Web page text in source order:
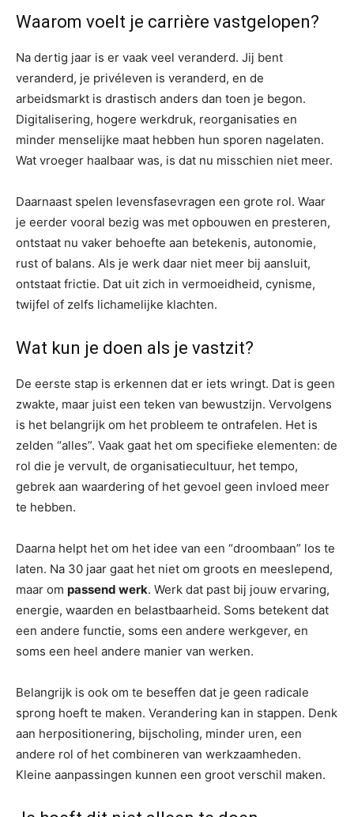
Waarom voelt je carrière vastgelopen?
Na dertig jaar is er vaak veel veranderd. Jij bent
veranderd, je privéleven is veranderd, en de
arbeidsmarkt is drastisch anders dan toen je begon.
Digitalisering, hogere werkdruk, reorganisaties en
minder menselijke maat hebben hun sporen nagelaten.
Wat vroeger haalbaar was, is dat nu misschien niet meer.
Daarnaast spelen levensfasevragen een grote rol. Waar
je eerder vooral bezig was met opbouwen en presteren,
ontstaat nu vaker behoefte aan betekenis, autonomie,
rust of balans. Als je werk daar niet meer bij aansluit,
ontstaat frictie. Dat uit zich in vermoeidheid, cynisme,
twijfel of zelfs lichamelijke klachten.
Wat kun je doen als je vastzit?
De eerste stap is erkennen dat er iets wringt. Dat is geen
zwakte, maar juist een teken van bewustzijn. Vervolgens
is het belangrijk om het probleem te ontrafelen. Het is
zelden “alles”. Vaak gaat het om specifieke elementen: de
rol die je vervult, de organisatiecultuur, het tempo,
gebrek aan waardering of het gevoel geen invloed meer
te hebben.
Daarna helpt het om het idee van een “droombaan” los te
laten. Na 30 jaar gaat het niet om groots en meeslepend,
maar om passend werk. Werk dat past bij jouw ervaring,
energie, waarden en belastbaarheid. Soms betekent dat
een andere functie, soms een andere werkgever, en
soms een heel andere manier van werken.
Belangrijk is ook om te beseffen dat je geen radicale
sprong hoeft te maken. Verandering kan in stappen. Denk
aan herpositionering, bijscholing, minder uren, een
andere rol of het combineren van werkzaamheden.
Kleine aanpassingen kunnen een groot verschil maken.